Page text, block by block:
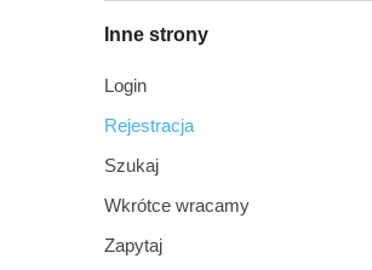
Inne strony
Login
Rejestracja
Szukaj
Wkrótce wracamy
Zapytaj